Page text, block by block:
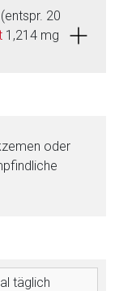
20
1,214 mg
oder
täglich
ist deren